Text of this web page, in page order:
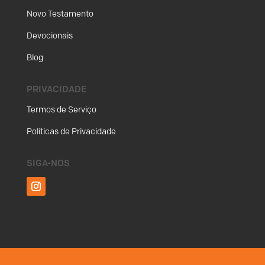
Novo Testamento
Devocionais
Blog
PRIVACIDADE
Termos de Serviço
Políticas de Privacidade
SIGA-NOS